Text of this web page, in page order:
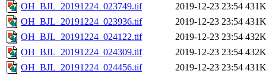
OH_BJL_20191224_023749.tif
2019-12-23 23:54 431K
OH_BJL_20191224_023936.tif
2019-12-23 23:54 431K
OH_BJL_20191224_024122.tif
2019-12-23 23:54 432K
OH_BJL_20191224_024309.tif
2019-12-23 23:54 432K
OH_BJL_20191224_024456.tif
2019-12-23 23:54 431K